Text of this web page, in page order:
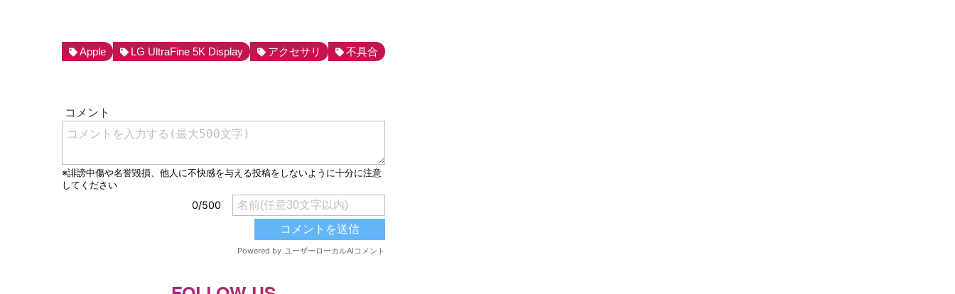
Apple LG UltraFine 5K Display アクセサリ 不具合